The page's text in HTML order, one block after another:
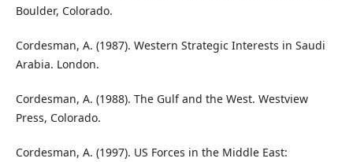
Boulder, Colorado.
Cordesman, A. (1987). Western Strategic Interests in Saudi
Arabia. London.
Cordesman, A. (1988). The Gulf and the West. Westview
Press, Colorado.
Cordesman, A. (1997). US Forces in the Middle East: